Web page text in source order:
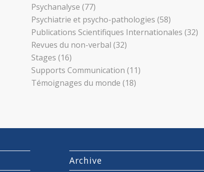
Psychanalyse (77)
Psychiatrie et psycho-pathologies (58)
Publications Scientifiques Internationales (32)
Revues du non-verbal (32)
Stages (16)
Supports Communication (11)
Témoignages du monde (18)
Archive